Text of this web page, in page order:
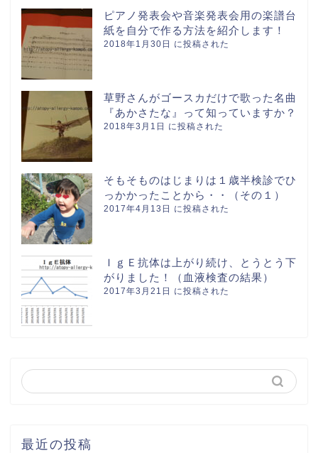
ピアノ発表会や音楽発表会用の楽譜台
紙を自分で作る方法を紹介します！
2018年1月30日 に投稿された
草野さんがゴースカだけで歌った名曲
『あかさたな』って知っていますか？
2018年3月1日 に投稿された
そもそものはじまりは１歳半検診でひ
っかかったことから・・（その１）
2017年4月13日 に投稿された
ＩｇＥ抗体は上がり続け、とうとう下
がりました！（血液検査の結果）
2017年3月21日 に投稿された
最近の投稿